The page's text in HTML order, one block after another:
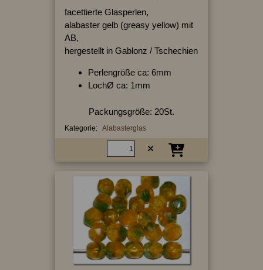
facettierte Glasperlen,
alabaster gelb (greasy yellow) mit
AB,
hergestellt in Gablonz / Tschechien
Perlengröße ca: 6mm
LochØ ca: 1mm
Packungsgröße: 20St.
Kategorie: Alabasterglas